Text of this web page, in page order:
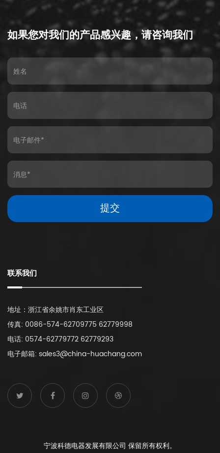
如果您对我们的产品感兴趣，请咨询我们
联系我们
地址：浙江省余姚市肖东工业区
传真: 0086-574-62709775 62779998
电话: 0574-62779772 62779293
电子邮箱: sales3@china-huachang.com
宁波科德电器发展有限公司 保留所有权利。